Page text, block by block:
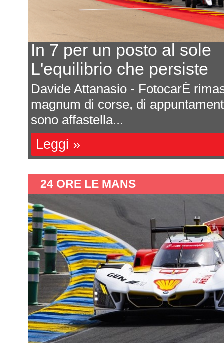
Ecco il calendario 2027
Ultima prova a Montmelò
Saranno sette appuntamenti tutti
Formula 4 italiana 2027. La ricca
una impor...
Leggi »
24 ORE LE MANS